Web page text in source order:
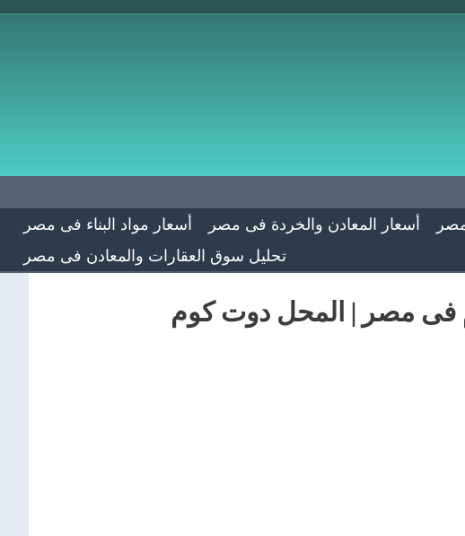
أسعار مواد البناء فى مصر أسعار المعادن والخردة فى مصر
تحليل سوق العقارات والمعادن فى مصر
فى مصر | المحل دوت كوم